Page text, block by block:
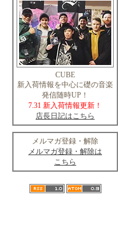
CUBE
新入荷情報を中心に礎の音楽
発信随時UP！
7.31 新入荷情報更新！
店長日記はこちら
メルマガ登録・解除
メルマガ登録・解除は
こちら